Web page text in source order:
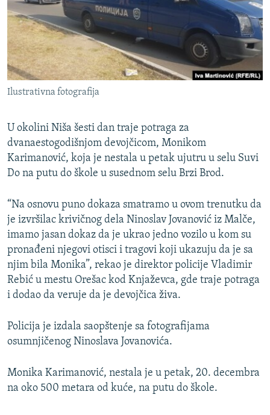
ISPRIČAJ MI
DNEVNO@RSE
SPECIJALI RSE
VIŠE OD NASLOVA
GENOCID U SREBRENICI
POPLAVE I KLIZIŠTA U BIH 2024.
TV LIBERTY
POST SCRIPTUM
TRI DECENIJE OD RATA U BIH
SVE KARTE DEJTONA
NASTANAK I RASPAD JUGOSLAVIJE
PRATITE NAS
Sve RFE/RL stranice
Ilustrativna fotografija
U okolini Niša šesti dan traje potraga za
dvanaestogodišnjom devojčicom, Monikom
Karimanović, koja je nestala u petak ujutru u selu Suvi
Do na putu do škole u susednom selu Brzi Brod.
“Na osnovu puno dokaza smatramo u ovom trenutku da
je izvršilac krivičnog dela Ninoslav Jovanović iz Malče,
imamo jasan dokaz da je ukrao jedno vozilo u kom su
pronađeni njegovi otisci i tragovi koji ukazuju da je sa
njim bila Monika”, rekao je direktor policije Vladimir
Rebić u mestu Orešac kod Knjaževca, gde traje potraga
i dodao da veruje da je devojčica živa.
Policija je izdala saopštenje sa fotografijama
osumnjičenog Ninoslava Jovanovića.
Monika Karimanović, nestala je u petak, 20. decembra
na oko 500 metara od kuće, na putu do škole.